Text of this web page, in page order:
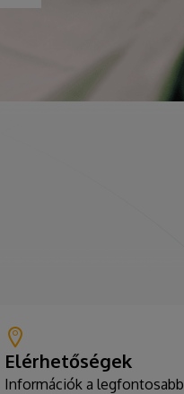
Elérhetőségek
Információk a legfontosabb